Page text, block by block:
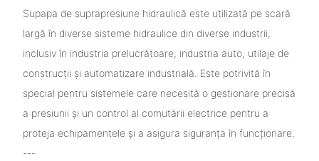
Supapa de suprapresiune hidraulică este utilizată pe scară
largă în diverse sisteme hidraulice din diverse industrii,
inclusiv în industria prelucrătoare, industria auto, utilaje de
construcții și automatizare industrială. Este potrivită în
special pentru sistemele care necesită o gestionare precisă
a presiunii și un control al comutării electrice pentru a
proteja echipamentele și a asigura siguranța în funcționare.
---